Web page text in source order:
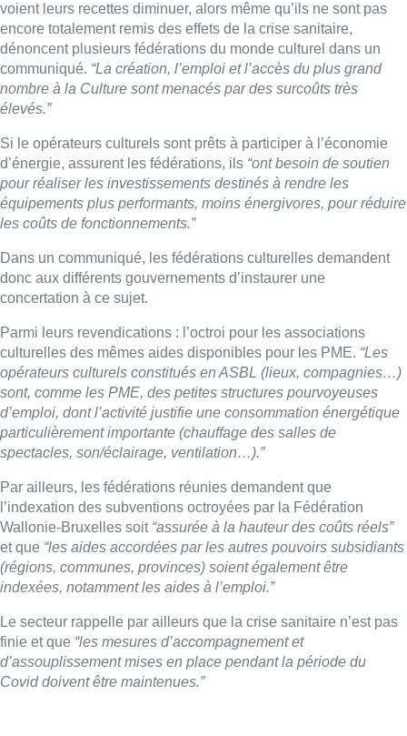
voient leurs recettes diminuer, alors même qu’ils ne sont pas
encore totalement remis des effets de la crise sanitaire,
dénoncent plusieurs fédérations du monde culturel dans un
communiqué. “La création, l’emploi et l’accès du plus grand
nombre à la Culture sont menacés par des surcoûts très
élevés.”
Si le opérateurs culturels sont prêts à participer à l’économie
d’énergie, assurent les fédérations, ils “ont besoin de soutien
pour réaliser les investissements destinés à rendre les
équipements plus performants, moins énergivores, pour réduire
les coûts de fonctionnements.”
Dans un communiqué, les fédérations culturelles demandent
donc aux différents gouvernements d’instaurer une
concertation à ce sujet.
Parmi leurs revendications : l’octroi pour les associations
culturelles des mêmes aides disponibles pour les PME. “Les
opérateurs culturels constitués en ASBL (lieux, compagnies…)
sont, comme les PME, des petites structures pourvoyeuses
d’emploi, dont l’activité justifie une consommation énergétique
particulièrement importante (chauffage des salles de
spectacles, son/éclairage, ventilation…).”
Par ailleurs, les fédérations réunies demandent que
l’indexation des subventions octroyées par la Fédération
Wallonie-Bruxelles soit “assurée à la hauteur des coûts réels”
et que “les aides accordées par les autres pouvoirs subsidiants
(régions, communes, provinces) soient également être
indexées, notamment les aides à l’emploi.”
Le secteur rappelle par ailleurs que la crise sanitaire n’est pas
finie et que “les mesures d’accompagnement et
d’assouplissement mises en place pendant la période du
Covid doivent être maintenues.”